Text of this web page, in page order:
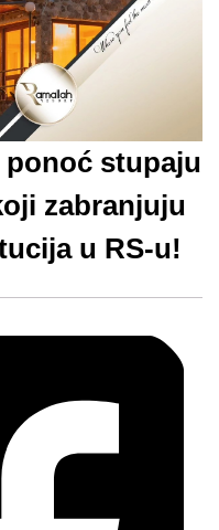
ponoć stupaju
zabranjuju
u RS-u!